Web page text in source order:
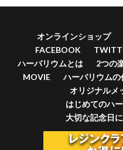
オンラインショップ
FACEBOOK
ハーバリウムとは
2つの
MOVIE
ハーバリウムの
オリジナルメ
はじめてのハ
大切な記念日
© Copyright